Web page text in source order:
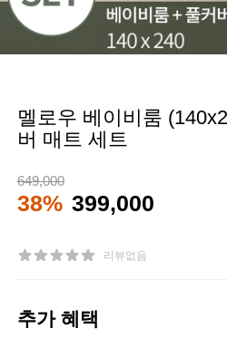
멜로우 베이비룸
버 매트 세트
649,000
38% 399,000
리뷰없음
추가 혜택